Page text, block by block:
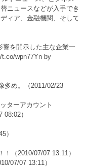
ニュースなどが入手でき
ィア、金融機関、そして
を開示した主な企業一
wpn77Yn by
め。
（2011/02/23
ターアカウント
08:02）
）
！
（2010/07/07 13:11）
07/07 13:11）